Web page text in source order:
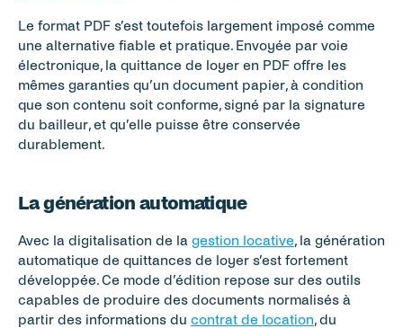
Le format PDF s’est toutefois largement imposé comme
une alternative fiable et pratique. Envoyée par voie
électronique, la quittance de loyer en PDF offre les
mêmes garanties qu’un document papier, à condition
que son contenu soit conforme, signé par la signature
du bailleur, et qu’elle puisse être conservée
durablement.
La génération automatique
Avec la digitalisation de la gestion locative, la génération
automatique de quittances de loyer s’est fortement
développée. Ce mode d’édition repose sur des outils
capables de produire des documents normalisés à
partir des informations du contrat de location, du